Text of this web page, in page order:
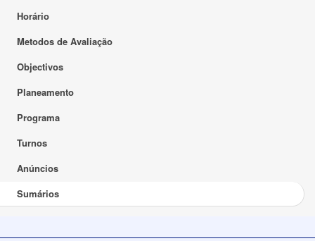
Horário
Metodos de Avaliação
Objectivos
Planeamento
Programa
Turnos
Anúncios
Sumários